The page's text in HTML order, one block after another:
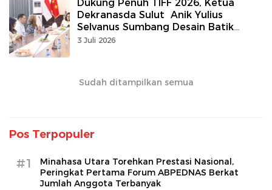
Dukung Penuh TIFF 2026, Ketua
Dekranasda Sulut Anik Yulius
Selvanus Sumbang Desain Batik
Khusus Event Internasional
3 Juli 2026
Sudah ditampilkan semua
Pos Terpopuler
#1
Minahasa Utara Torehkan Prestasi Nasional,
Peringkat Pertama Forum ABPEDNAS Berkat
Jumlah Anggota Terbanyak